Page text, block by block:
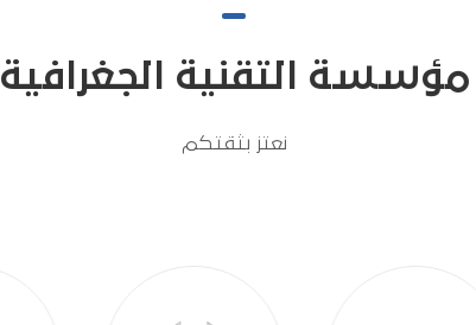
مؤسسة التقنية الجغرافية
نعتز بثقتكم